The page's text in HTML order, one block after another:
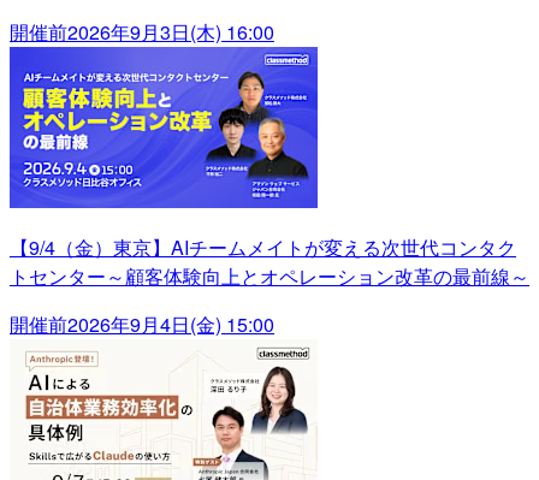
開催前2026年9月3日(木) 16:00
【9/4（金）東京】AIチームメイトが変える次世代コンタク
トセンター～顧客体験向上とオペレーション改革の最前線～
開催前2026年9月4日(金) 15:00